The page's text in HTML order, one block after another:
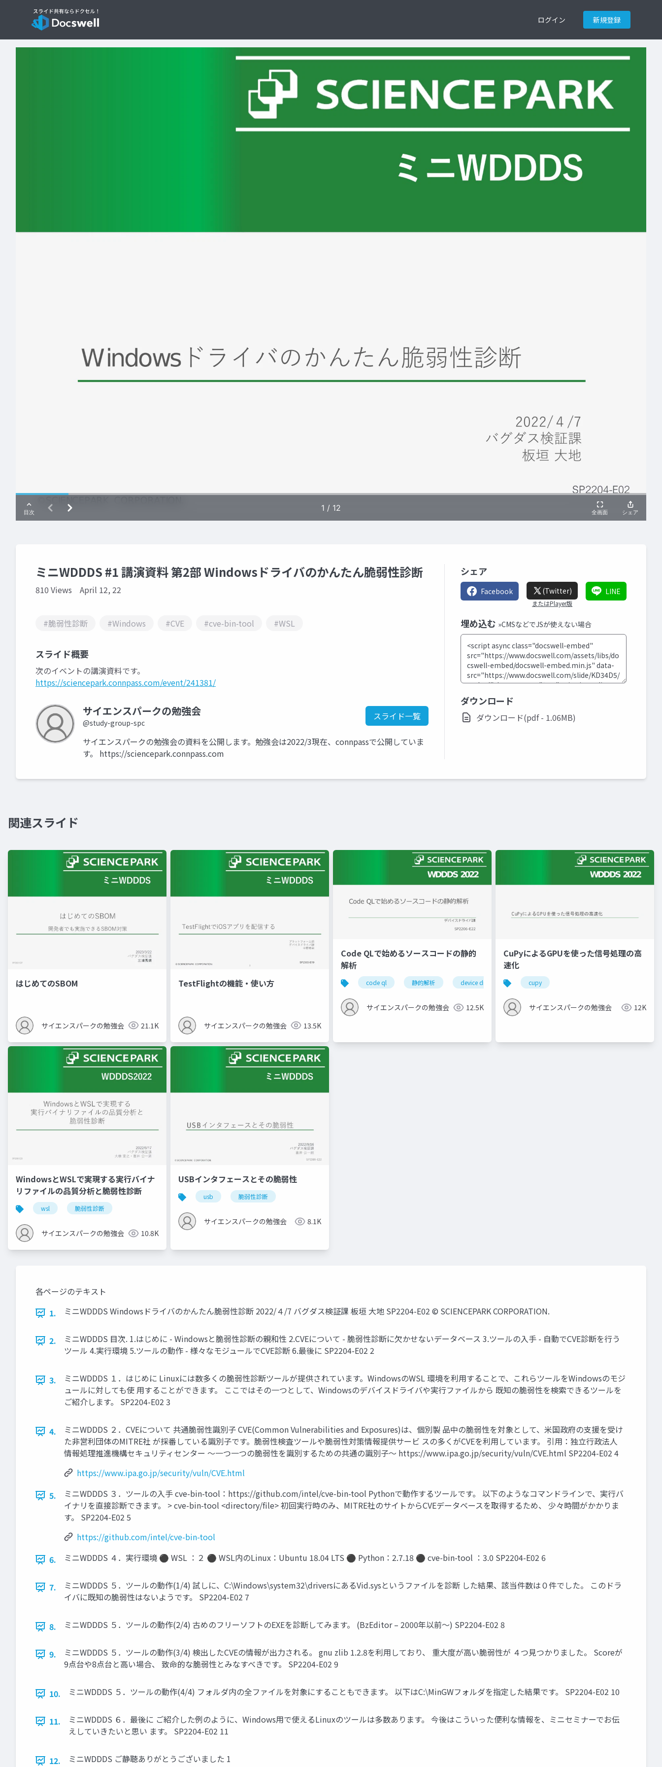
ログイン 新規登録
ミニWDDDS #1 講演資料 第2部 Windowsドライバのかんたん脆弱性診断
810 Views April 12, 22
#脆弱性診断 #Windows #CVE #cve-bin-tool #WSL
スライド概要
次のイベントの講演資料です。
https://sciencepark.connpass.com/event/241381/
サイエンスパークの勉強会
@study-group-spc
スライド一覧
サイエンスパークの勉強会の資料を公開します。勉強会は2022/3現在、connpassで公開していま
す。 https://sciencepark.connpass.com
シェア
Facebook (Twitter)
またはPlayer版
LINE
埋め込む »CMSなどでJSが使えない場合
ダウンロード
ダウンロード(pdf - 1.06MB)
関連スライド
はじめてのSBOM
サイエンスパークの勉強会 21.1K
TestFlightの機能・使い方
サイエンスパークの勉強会 13.5K
Code QLで始めるソースコードの静的
解析
code ql 静的解析 device driver
サイエンスパークの勉強会 12.5K
CuPyによるGPUを使った信号処理の高
速化
cupy
サイエンスパークの勉強会 12K
WindowsとWSLで実現する実行バイナ
リファイルの品質分析と脆弱性診断
wsl 脆弱性診断
サイエンスパークの勉強会 10.8K
USBインタフェースとその脆弱性
usb 脆弱性診断
サイエンスパークの勉強会 8.1K
各ページのテキスト
1.
ミニWDDDS Windowsドライバのかんたん脆弱性診断 2022/４/7 バグダス検証課 板垣 大地 SP2204-E02 © SCIENCEPARK CORPORATION.
2.
ミニWDDDS 目次. 1.はじめに - Windowsと脆弱性診断の親和性 2.CVEについて - 脆弱性診断に欠かせないデータベース 3.ツールの入手 - 自動でCVE診断を行う
ツール 4.実行環境 5.ツールの動作 - 様々なモジュールでCVE診断 6.最後に SP2204-E02 2
3.
ミニWDDDS １．はじめに Linuxには数多くの脆弱性診断ツールが提供されています。WindowsのWSL 環境を利用することで、これらツールをWindowsのモジ
ュールに対しても使 用することができます。 ここではその一つとして、Windowsのデバイスドライバや実行ファイルから 既知の脆弱性を検索できるツールを
ご紹介します。 SP2204-E02 3
4.
ミニWDDDS ２．CVEについて 共通脆弱性識別子 CVE(Common Vulnerabilities and Exposures)は、個別製 品中の脆弱性を対象として、米国政府の支援を受け
た非営利団体のMITRE社 が採番している識別子です。脆弱性検査ツールや脆弱性対策情報提供サービ スの多くがCVEを利用しています。 引用：独立行政法人
情報処理推進機構セキュリティセンター ～一つ一つの脆弱性を識別するための共通の識別子～ https://www.ipa.go.jp/security/vuln/CVE.html SP2204-E02 4
https://www.ipa.go.jp/security/vuln/CVE.html
5.
ミニWDDDS ３．ツールの入手 cve-bin-tool：https://github.com/intel/cve-bin-tool Pythonで動作するツールです。 以下のようなコマンドラインで、実行バ
イナリを直接診断できます。 > cve-bin-tool <directory/file> 初回実行時のみ、MITRE社のサイトからCVEデータベースを取得するため、 少々時間がかかりま
す。 SP2204-E02 5
https://github.com/intel/cve-bin-tool
6.
ミニWDDDS ４．実行環境 ⚫ WSL ：２ ⚫ WSL内のLinux：Ubuntu 18.04 LTS ⚫ Python：2.7.18 ⚫ cve-bin-tool ：3.0 SP2204-E02 6
7.
ミニWDDDS ５．ツールの動作(1/4) 試しに、C:\Windows\system32\driversにあるVid.sysというファイルを診断 した結果、該当件数は０件でした。 このドラ
イバに既知の脆弱性はないようです。 SP2204-E02 7
8. ミニWDDDS ５．ツールの動作(2/4) 古めのフリーソフトのEXEを診断してみます。 (BzEditor – 2000年以前～) SP2204-E02 8
9.
ミニWDDDS ５．ツールの動作(3/4) 検出したCVEの情報が出力される。 gnu zlib 1.2.8を利用しており、 重大度が高い脆弱性が ４つ見つかりました。 Scoreが
9点台や8点台と高い場合、 致命的な脆弱性とみなすべきです。 SP2204-E02 9
10. ミニWDDDS ５．ツールの動作(4/4) フォルダ内の全ファイルを対象にすることもできます。 以下はC:\MinGWフォルダを指定した結果です。 SP2204-E02 10
11.
ミニWDDDS ６．最後に ご紹介した例のように、Windows用で使えるLinuxのツールは多数あります。 今後はこういった便利な情報を、ミニセミナーでお伝
えしていきたいと思い ます。 SP2204-E02 11
12. ミニWDDDS ご静聴ありがとうございました 1